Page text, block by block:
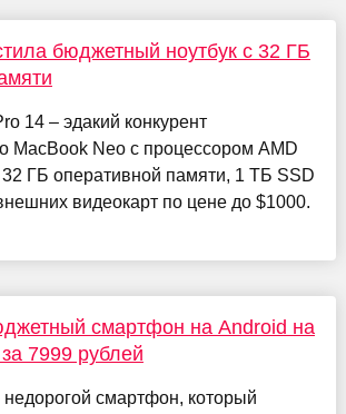
бюджетный ноутбук с 32 ГБ
14 – эдакий конкурент
MacBook Neo с процессором AMD
ГБ оперативной памяти, 1 ТБ SSD
видеокарт по цене до $1000.
смартфон на Android на
7999 рублей
смартфон, который